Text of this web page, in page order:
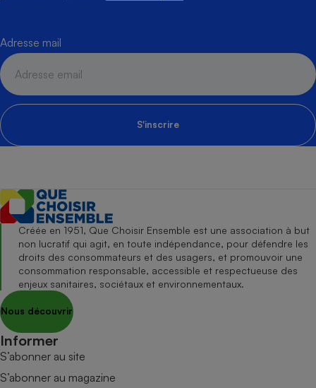
Adresse mail
S'inscrire
Créée en 1951, Que Choisir Ensemble est une association à but
non lucratif qui agit, en toute indépendance, pour défendre les
droits des consommateurs et des usagers, et promouvoir une
consommation responsable, accessible et respectueuse des
enjeux sanitaires, sociétaux et environnementaux.
Nous découvrir
Informer
S’abonner au site
S’abonner au magazine